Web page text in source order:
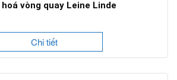
hoá vòng quay Leine Linde
Chi tiết